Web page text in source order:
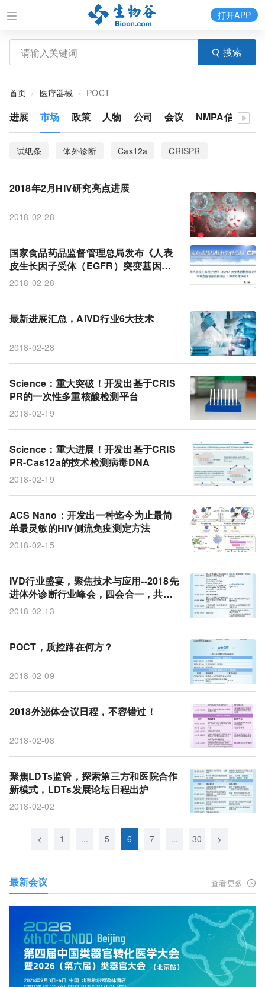
搜索
打开APP
首页 医疗器械 POCT
进展 市场 政策 人物 公司 会议 NMPA信息
试纸条 体外诊断 Cas12a
CRISPR
POCT
外泌体检测
第三方
微囊泡
外泌体靶向性
铂核壳纳米催化剂
外泌体诊断应用
外泌体 p24
疫苗
Nef
Cas13 Cpf1 Biktarvy
侧流免疫测定
SHERLOCK
生物素
2018年2月HIV研究亮点进展
2018-02-28
国家食品药品监督管理总局发布《人表
皮生长因子受体（EGFR）突变基因检
测试剂（PCR法）注册技术审查指导原
2018-02-28
最新进展汇总，AIVD行业6大技术
2018-02-28
Science：重大突破！开发出基于CRIS
PR的一次性多重核酸检测平台
2018-02-19
Science：重大进展！开发出基于CRIS
PR-Cas12a的技术检测病毒DNA
2018-02-19
ACS Nano：开发出一种迄今为止最简
单最灵敏的HIV侧流免疫测定方法
2018-02-15
IVD行业盛宴，聚焦技术与应用--2018先
进体外诊断行业峰会，四会合一，共襄
盛举
2018-02-13
POCT，质控路在何方？
2018-02-09
2018外泌体会议日程，不容错过！
2018-02-08
聚焦LDTs监管，探索第三方和医院合作
新模式，LDTs发展论坛日程出炉
2018-02-02
< 1 ... 5 6 7 ... 30 >
最新会议 查看更多